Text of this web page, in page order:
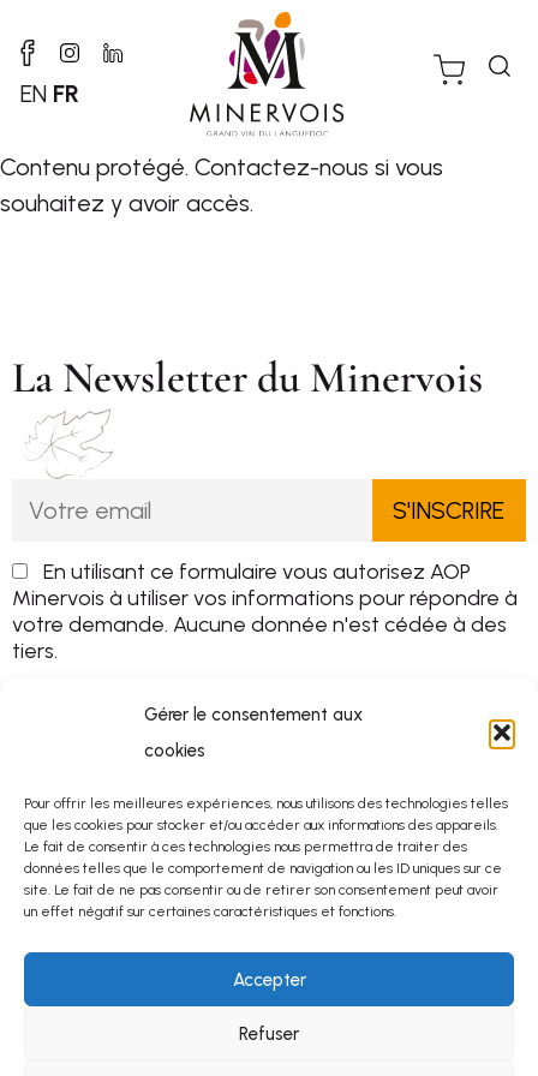
Gérer le consentement aux
cookies
Pour offrir les meilleures expériences, nous utilisons des technologies telles
que les cookies pour stocker et/ou accéder aux informations des appareils.
Le fait de consentir à ces technologies nous permettra de traiter des
données telles que le comportement de navigation ou les ID uniques sur ce
site. Le fait de ne pas consentir ou de retirer son consentement peut avoir
un effet négatif sur certaines caractéristiques et fonctions.
Accepter
Refuser
EN FR
Contenu protégé. Contactez-nous si vous
souhaitez y avoir accès.
La Newsletter du Minervois
En utilisant ce formulaire vous autorisez AOP
Minervois à utiliser vos informations pour répondre à
votre demande. Aucune donnée n'est cédée à des
tiers.